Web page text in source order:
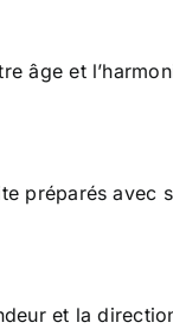
âge et
préparés avec
et la